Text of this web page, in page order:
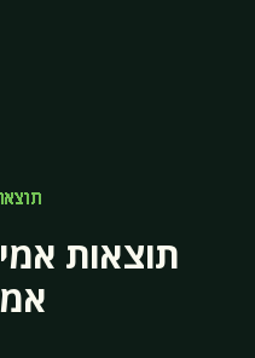
תוצאות